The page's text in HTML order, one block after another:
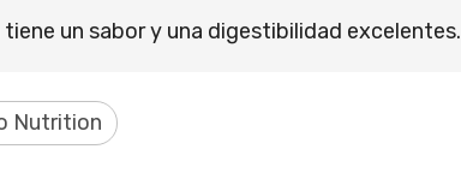
un sabor y una digestibilidad excelentes.
Nutrition